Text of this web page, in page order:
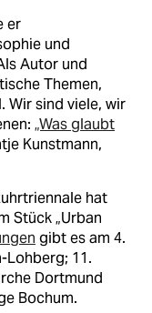
er
und
Autor und
Themen,
Wir sind viele, wir
„Was glaubt
Kunstmann,
hat
Stück „Urban
gibt es am 4.
Lohberg; 11.
Dortmund
Bochum.